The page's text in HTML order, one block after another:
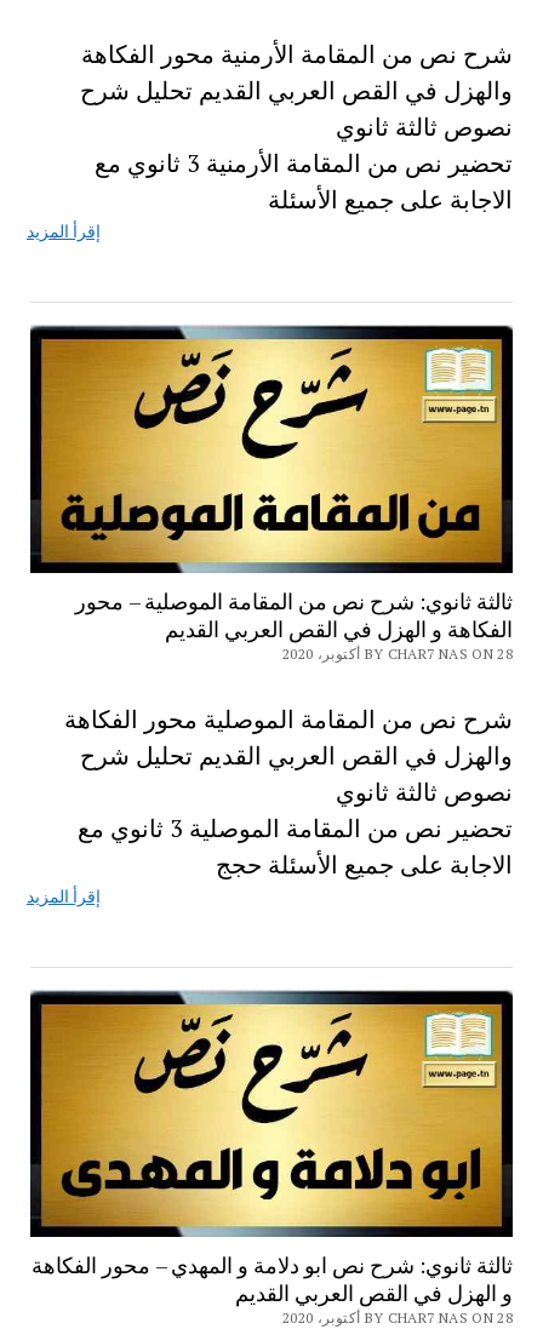
شرح نص من المقامة الأرمنية محور الفكاهة
والهزل في القص العربي القديم تحليل شرح
نصوص ثالثة ثانوي
تحضير نص من المقامة الأرمنية 3 ثانوي مع
الاجابة على جميع الأسئلة
إقرأ المزيد
ثالثة ثانوي: شرح نص من المقامة الموصلية – محور
الفكاهة و الهزل في القص العربي القديم
BY CHAR7 NAS ON 28 أكتوبر، 2020
شرح نص من المقامة الموصلية محور الفكاهة
والهزل في القص العربي القديم تحليل شرح
نصوص ثالثة ثانوي
تحضير نص من المقامة الموصلية 3 ثانوي مع
الاجابة على جميع الأسئلة حجج
إقرأ المزيد
ثالثة ثانوي: شرح نص ابو دلامة و المهدي – محور الفكاهة
و الهزل في القص العربي القديم
BY CHAR7 NAS ON 28 أكتوبر، 2020